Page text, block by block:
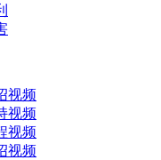
视频
视频
视频
视频